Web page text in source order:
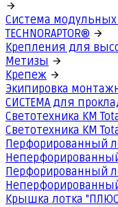
Система модульных
TECHNORAPTOR®
Крепления для
Метизы
Крепеж
Экипировка
СИСТЕМА для
Светотехника КМ
Светотехника КМ
Перфорированный
Перфорированный
Крышка лотка